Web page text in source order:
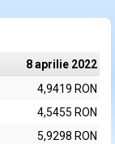
8 aprilie 2022
4,9419 RON
4,5455 RON
5,9298 RON